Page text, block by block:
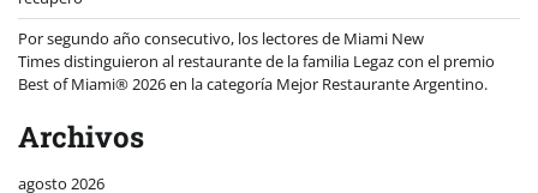
Por segundo año consecutivo, los lectores de Miami New
Times distinguieron al restaurante de la familia Legaz con el premio
Best of Miami® 2026 en la categoría Mejor Restaurante Argentino.
Archivos
agosto 2026